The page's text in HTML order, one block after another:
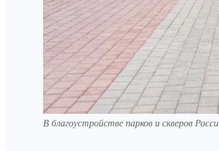
В благоустройстве парков и скверов